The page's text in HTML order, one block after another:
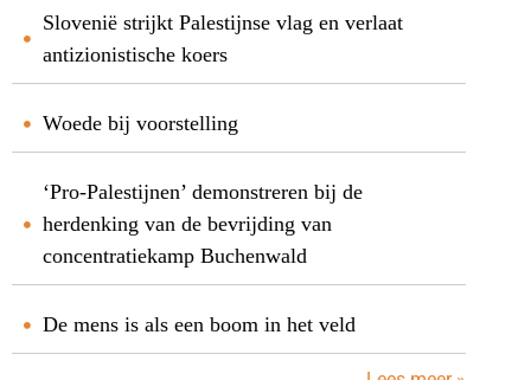
Slovenië strijkt Palestijnse vlag en verlaat
antizionistische koers
Woede bij voorstelling
‘Pro-Palestijnen’ demonstreren bij de
herdenking van de bevrijding van
concentratiekamp Buchenwald
De mens is als een boom in het veld